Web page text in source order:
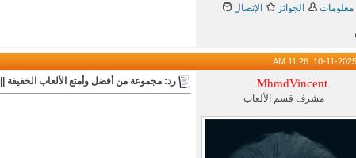
معلومات الجوائز الإتصال
MhmdVincent
مشرف قسم الألعاب
رد: مجموعة من أفضل وأمتع الألعاب الخفيفة || Mini Games Collection